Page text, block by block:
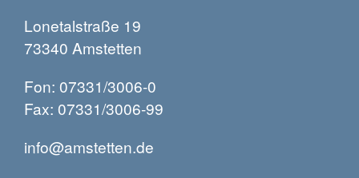
Lonetalstraße 19
73340 Amstetten
Fon: 07331/3006-0
Fax: 07331/3006-99
info@amstetten.de